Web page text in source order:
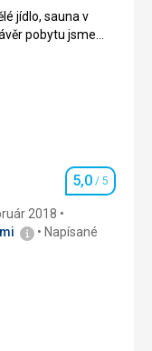
pomocou
jídlo, sauna v
pobytu jsme
jídlo, sauna v
pobytu jsme
5,0/ 5
Hodnotenie
5,0 / 5
2018
Napísané